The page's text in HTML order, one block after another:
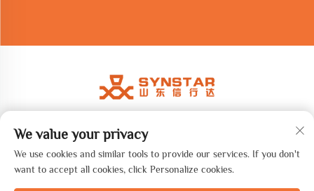
Copyright © 2026 Shandong synstar Intelligent Technology Co., Ltd.
We value your privacy
We use cookies and similar tools to provide our services. If you don't
want to accept all cookies, click Personalize cookies.